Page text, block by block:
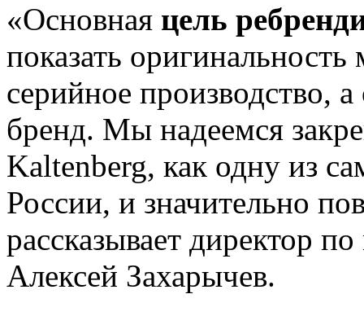
«Основная цель
показать
серийное производство,
бренд. Мы надеемся
Kaltenberg, как одну из
России, и значительно
рассказывает директор
Алексей Захарычев.